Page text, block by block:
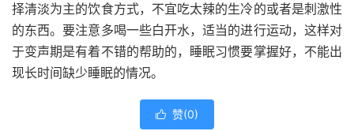
择清淡为主的饮食方式，不宜吃太辣的生冷的或者是刺激性
的东西。要注意多喝一些白开水，适当的进行运动，这样对
于变声期是有着不错的帮助的，睡眠习惯要掌握好，不能出
现长时间缺少睡眠的情况。
 赞(0)